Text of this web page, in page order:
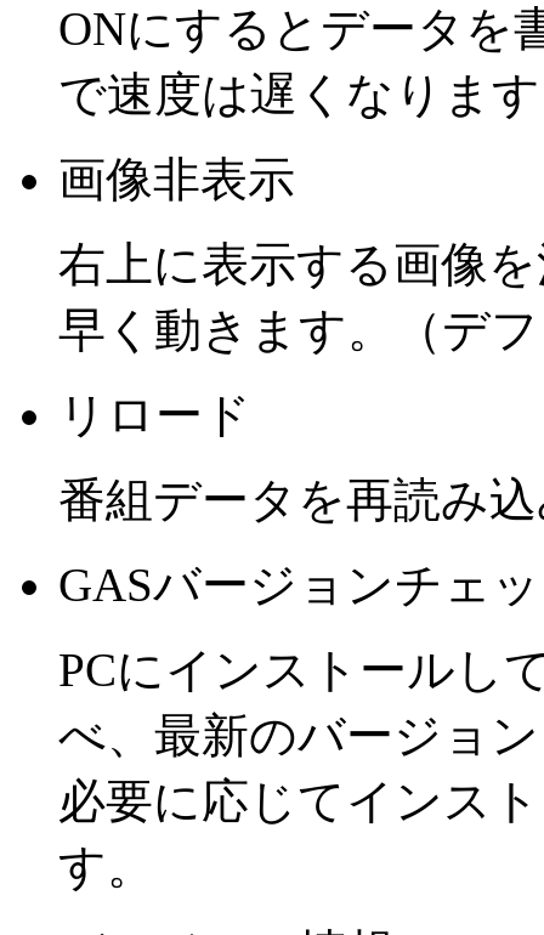
ONにするとデータを
で速度は遅くなりま
画像非表示
右上に表示する画像
早く動きます。（デ
リロード
番組データを再読み
GASバージョンチェ
PCにインストールし
べ、最新のバージョ
必要に応じてインス
す。